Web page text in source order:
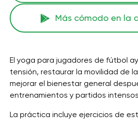
Más cómodo en la
El yoga para jugadores de fútbol
tensión, restaurar la movilidad de
mejorar el bienestar general
entrenamientos y partidos
La práctica incluye ejercicios de